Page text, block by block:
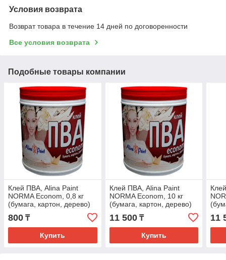
Условия возврата
Возврат товара в течение 14 дней по договоренности
Все условия возврата
Подобные товары компании
Клей ПВА, Alina Paint
NORMA Econom, 0,8 кг
(бумага, картон, дерево)
(АЛИНА ПЭЙНТ НОРМА
ЭКОНОМ 0,8)
800 ₸
Купить
Клей ПВА, Alina Paint
NORMA Econom, 10 кг
(бумага, картон, дерево)
(АЛИНА ПЭЙНТ НОРМА
ЭКОНОМ 10)
11 500₸
Купить
11